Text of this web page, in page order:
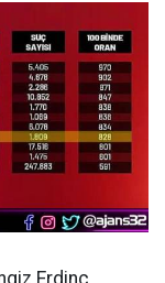
Erdinç